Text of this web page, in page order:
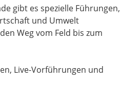
gibt es spezielle Führungen,
und Umwelt
Weg vom Feld bis zum
Live-Vorführungen und